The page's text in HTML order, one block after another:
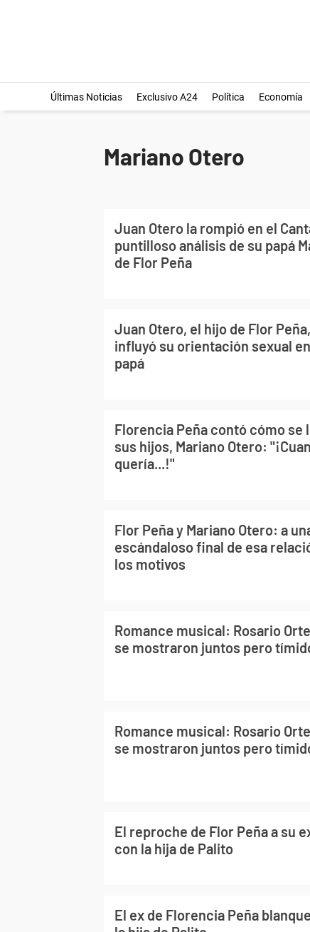
Últimas Noticias Exclusivo A24 Política Economía
Mariano Otero
Juan Otero la rompió en el
puntilloso análisis de su papá
de Flor Peña
Juan Otero, el hijo de Flor
influyó su orientación sexual
papá
Florencia Peña contó cómo se
sus hijos, Mariano Otero:
quería...!"
Flor Peña y Mariano Otero: a
escándaloso final de esa
los motivos
Romance musical: Rosario
se mostraron juntos pero
Romance musical: Rosario
se mostraron juntos pero
El reproche de Flor Peña a su
con la hija de Palito
El ex de Florencia Peña